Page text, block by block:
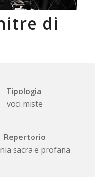
di
Tipologia
voci miste
Repertorio
sacra e profana